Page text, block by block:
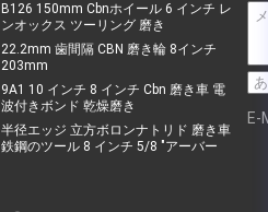
B126 150mm Cbnホイール 6 インチ レ
ンオックス ツーリング 磨き
22.2mm 歯間隔 CBN 磨き輪 8インチ
203mm
9A1 10 インチ 8 インチ Cbn 磨き車 電
波付きボンド 乾燥磨き
半径エッジ 立方ボロンナトリド 磨き車
鉄鋼のツール 8 インチ 5/8 "アーバー
E-